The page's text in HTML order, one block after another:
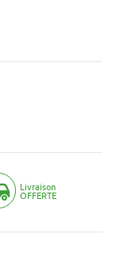
Livraison
OFFERTE